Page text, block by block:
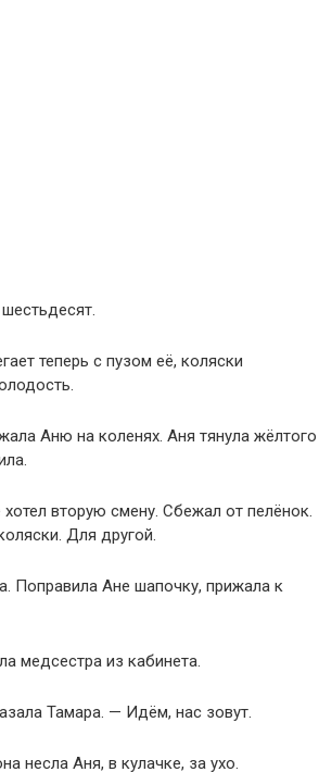
теперь с пузом её, коляски
Аню на коленях. Аня тянула жёлтого
вторую смену. Сбежал от пелёнок.
Для другой.
Поправила Ане шапочку, прижала к
медсестра из кабинета.
Тамара. — Идём, нас зовут.
несла Аня, в кулачке, за ухо.